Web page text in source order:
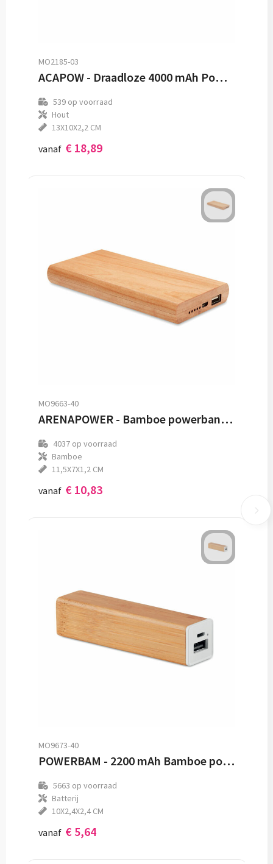
MO2185-03
ACAPOW - Draadloze 4000 mAh Powerbank
539op voorraad
Hout
13X10X2,2 CM
vanaf € 18,89
MO9663-40
ARENAPOWER - Bamboe powerbank 4000 mAh
4037op voorraad
Bamboe
11,5X7X1,2 CM
vanaf € 10,83
MO9673-40
POWERBAM - 2200 mAh Bamboe powerbank
5663 op voorraad
Batterij
10X2,4X2,4 CM
vanaf € 5,64